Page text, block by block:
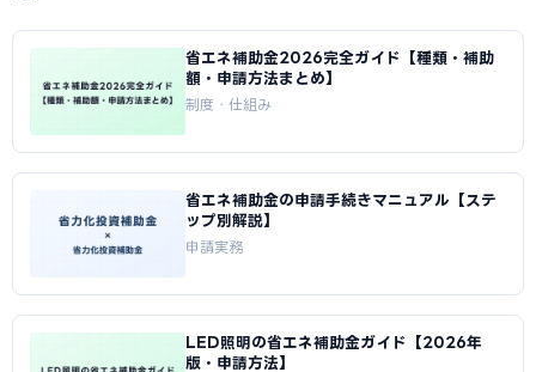
省エネ補助金2026完全ガイド【種類・補助
額・申請方法まとめ】
制度・仕組み
省エネ補助金の申請手続きマニュアル【ステ
ップ別解説】
申請実務
LED照明の省エネ補助金ガイド【2026年
版・申請方法】